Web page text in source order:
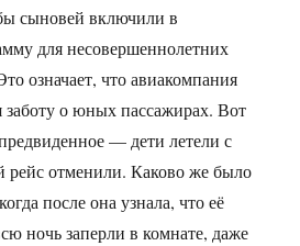
сыновей включили в
для несовершеннолетних
означает, что авиакомпания
заботу о юных пассажирах. Вот
— дети летели с
рейс отменили. Каково же было
после она узнала, что её
ночь заперли в комнате, даже